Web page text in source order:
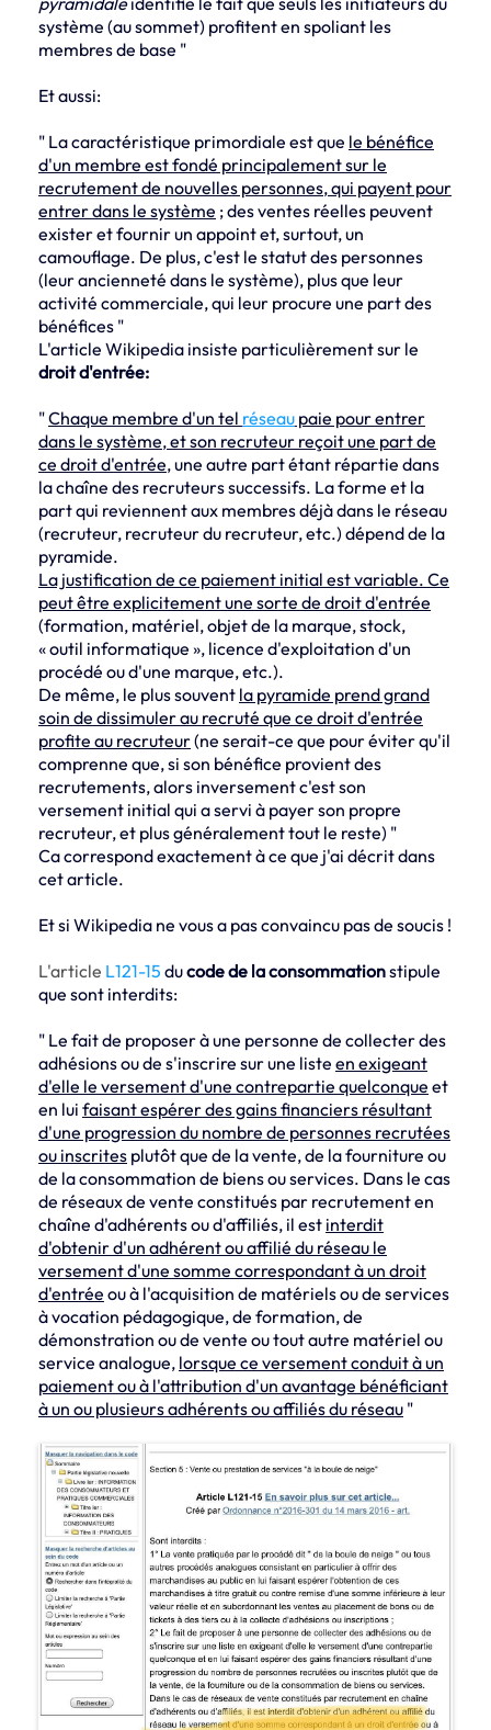
système (au sommet) profitent en spoliant les
membres de base "
Et aussi:
" La caractéristique primordiale est que le bénéfice
d'un membre est fondé principalement sur le
recrutement de nouvelles personnes, qui payent pour
entrer dans le système ; des ventes réelles peuvent
exister et fournir un appoint et, surtout, un
camouflage. De plus, c'est le statut des personnes
(leur ancienneté dans le système), plus que leur
activité commerciale, qui leur procure une part des
bénéfices "
L'article Wikipedia insiste particulièrement sur le
droit d'entrée:
"Chaque membre d'un tel réseau paie pour entrer
dans le système, et son recruteur reçoit une part de
ce droit d'entrée,une autre part étant répartie dans
la chaîne des recruteurs successifs. La forme et la
part qui reviennent aux membres déjà dans le réseau
(recruteur, recruteur du recruteur, etc.) dépend de la
pyramide.
La justification de ce paiement initial est variable. Ce
peut être explicitement une sorte de droit d'entrée
(formation, matériel, objet de la marque, stock,
« outil informatique », licence d'exploitation d'un
procédé ou d'une marque, etc.).
De même, le plus souvent la pyramide prend grand
soin de dissimuler au recruté que ce droit d'entrée
profite au recruteur(ne serait-ce que pour éviter qu'il
comprenne que, si son bénéfice provient des
recrutements, alors inversement c'est son
versement initial qui a servi à payer son propre
recruteur, et plus généralement tout le reste) "
Ca correspond exactement à ce que j'ai décrit dans
cet article.
Et si Wikipedia ne vous a pas convaincu pas de soucis !
L'article L121-15 ducode de la consommationstipule
que sont interdits:
" Le fait de proposer à une personne de collecter des
adhésions ou de s'inscrire sur une liste en exigeant
d'elle le versement d'une contrepartie quelconque et
en lui faisant espérer des gains financiers résultant
d'une progression du nombre de personnes recrutées
ou inscrites plutôt que de la vente, de la fourniture ou
de la consommation de biens ou services. Dans le cas
de réseaux de vente constitués par recrutement en
chaîne d'adhérents ou d'affiliés, il est interdit
d'obtenir d'un adhérent ou affilié du réseau le
versement d'une somme correspondant à un droit
d'entrée ou à l'acquisition de matériels ou de services
à vocation pédagogique, de formation, de
démonstration ou de vente ou tout autre matériel ou
service analogue, lorsque ce versement conduit à un
paiement ou à l'attribution d'un avantage bénéficiant
à un ou plusieurs adhérents ou affiliés du réseau "